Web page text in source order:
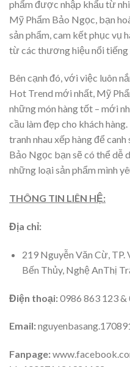
phẩm được nhập khẩu từ
Mỹ Phẩm Bảo Ngọc, bạn
sản phẩm, cam kết phục vụ
từ các thương hiệu nổi tiếng
Bên cạnh đó, với việc luôn
Hot Trend mới nhất, Mỹ
những món hàng tốt – mới
cầu làm đẹp cho khách
tranh nhau xếp hàng để
Bảo Ngọc bạn sẽ có thể dễ
những loại sản phẩm mình
THÔNG TIN LIÊN HỆ:
Địa chỉ:
219 Nguyễn Văn Cừ, TP.
Bến Thủy, Nghệ AnThị
Điện thoại:0986 863 123 &
Email:
Fanpage: